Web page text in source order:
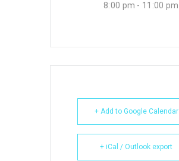
8:00 pm - 11:00 pm
+ Add to Google Calendar
+ iCal / Outlook export